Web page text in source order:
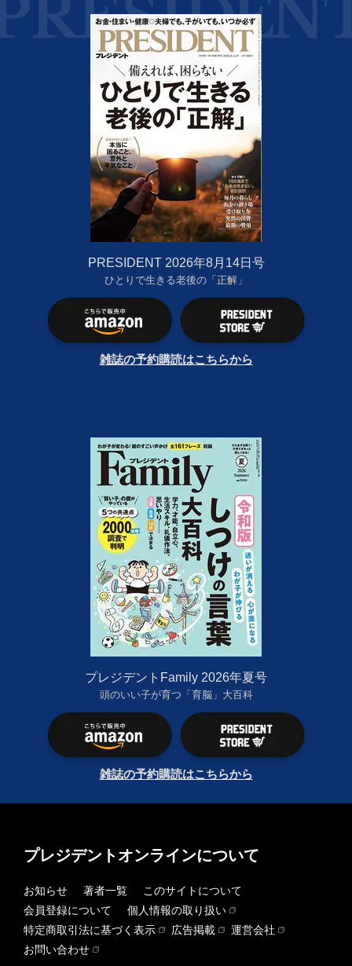
PRESIDENT 2026年8月14日号
ひとりで生きる老後の「正解」
雑誌の予約購読はこちらから
プレジデントFamily 2026年夏号
頭のいい子が育つ「育脳」大百科
雑誌の予約購読はこちらから
プレジデントオンラインについて
お知らせ 著者一覧
このサイトについて
会員登録について
個人情報の取り扱い
特定商取引法に基づく表示
広告掲載
運営会社
お問い合わせ